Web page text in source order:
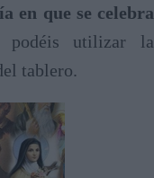
en que se celebra
podéis utilizar la
tablero.